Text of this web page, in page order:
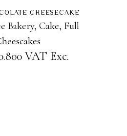
New
CHEESECAKE
Bakery, Cake, Full
VAT Exc.